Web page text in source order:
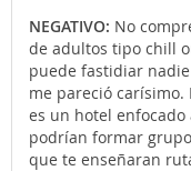
NEGATIVO: No
de adultos tipo chill
puede fastidiar
me pareció carísimo.
es un hotel enfocado
podrían formar
que te enseñaran